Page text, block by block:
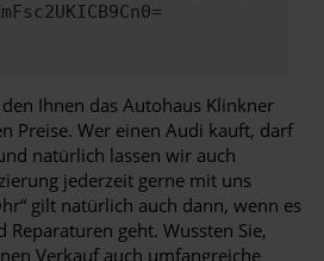
Ihnen das Autohaus Klinkner
Preise. Wer einen Audi kauft, darf
natürlich lassen wir auch
jederzeit gerne mit uns
gilt natürlich auch dann, wenn es
Reparaturen geht. Wussten Sie,
Verkauf auch umfangreiche